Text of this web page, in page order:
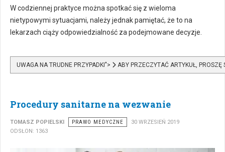
W codziennej praktyce można spotkać się z wieloma
nietypowymi sytuacjami, należy jednak pamiętać, że to na
lekarzach ciąży odpowiedzialność za podejmowane decyzje.
UWAGA NA TRUDNE PRZYPADKI"> ABY PRZECZYTAĆ ARTYKUŁ, PROSZĘ
Procedury sanitarne na wezwanie
TOMASZ POPIELSKI PRAWO MEDYCZNE
30 WRZESIEŃ 2019
ODSŁON: 1363